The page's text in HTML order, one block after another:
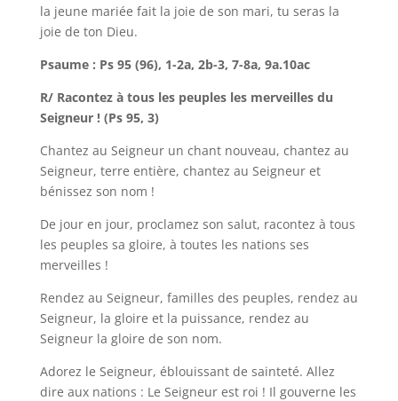
la jeune mariée fait la joie de son mari, tu seras la
joie de ton Dieu.
Psaume : Ps 95 (96), 1-2a, 2b-3, 7-8a, 9a.10ac
R/ Racontez à tous les peuples les merveilles du
Seigneur ! (Ps 95, 3)
Chantez au Seigneur un chant nouveau, chantez au
Seigneur, terre entière, chantez au Seigneur et
bénissez son nom !
De jour en jour, proclamez son salut, racontez à tous
les peuples sa gloire, à toutes les nations ses
merveilles !
Rendez au Seigneur, familles des peuples, rendez au
Seigneur, la gloire et la puissance, rendez au
Seigneur la gloire de son nom.
Adorez le Seigneur, éblouissant de sainteté. Allez
dire aux nations : Le Seigneur est roi ! Il gouverne les